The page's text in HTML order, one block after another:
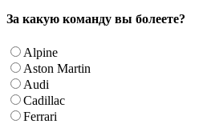
За какую команду вы болеете?
Alpine
Aston Martin
Audi
Cadillac
Ferrari